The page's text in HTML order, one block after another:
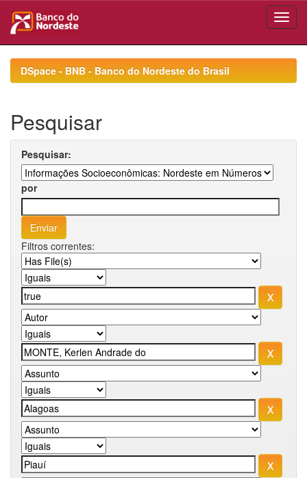
navigationDSpace - BNB - Banco do Nordeste do Brasil
Pesquisar
Pesquisar:
por
Filtros correntes: